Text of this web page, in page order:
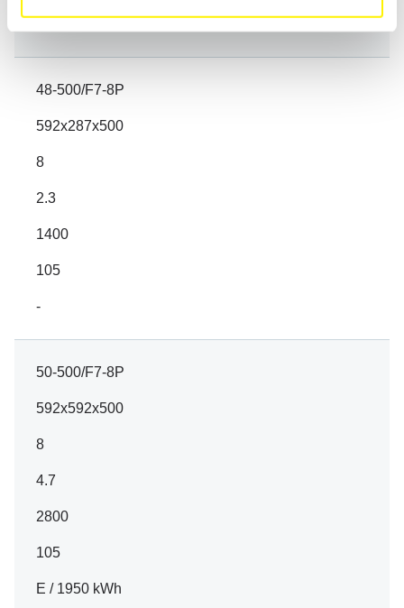
48-500/F7-8P
592x287x500
8
2.3
1400
105
-
50-500/F7-8P
592x592x500
8
4.7
2800
105
E / 1950 kWh